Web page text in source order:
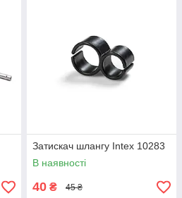
Затискач шлангу Intex 10283
В наявності
40 ₴ 45 ₴